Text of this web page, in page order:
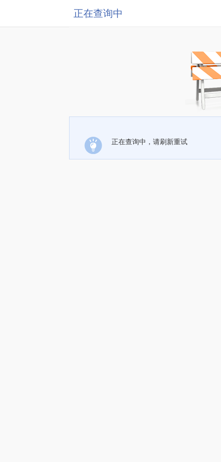
正在查询中
正在查询中，请刷新重试